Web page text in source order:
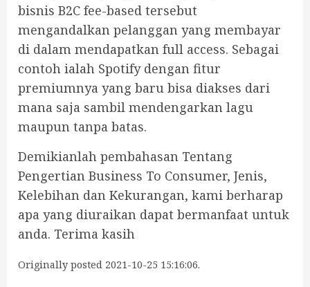
bisnis B2C fee-based tersebut
mengandalkan pelanggan yang membayar
di dalam mendapatkan full access. Sebagai
contoh ialah Spotify dengan fitur
premiumnya yang baru bisa diakses dari
mana saja sambil mendengarkan lagu
maupun tanpa batas.
Demikianlah pembahasan Tentang
Pengertian Business To Consumer, Jenis,
Kelebihan dan Kekurangan, kami berharap
apa yang diuraikan dapat bermanfaat untuk
anda. Terima kasih
Originally posted 2021-10-25 15:16:06.